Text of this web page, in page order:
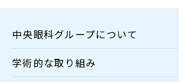
中央眼科グループについて
学術的な取り組み